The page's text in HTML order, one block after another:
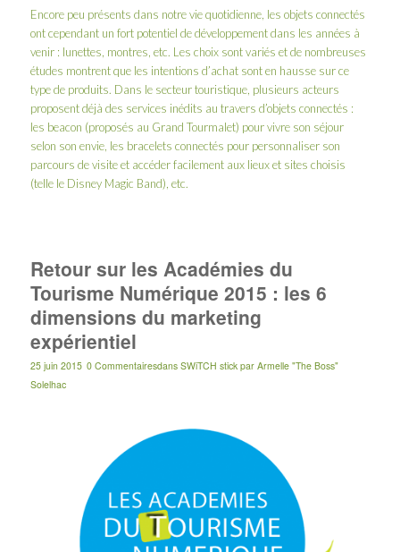
Encore peu présents dans notre vie quotidienne, les objets connectés
ont cependant un fort potentiel de développement dans les années à
venir : lunettes, montres, etc. Les choix sont variés et de nombreuses
études montrent que les intentions d’achat sont en hausse sur ce
type de produits. Dans le secteur touristique, plusieurs acteurs
proposent déjà des services inédits au travers d’objets connectés :
les beacon (proposés au Grand Tourmalet) pour vivre son séjour
selon son envie, les bracelets connectés pour personnaliser son
parcours de visite et accéder facilement aux lieux et sites choisis
(telle le Disney Magic Band), etc.
Retour sur les Académies du
Tourisme Numérique 2015 : les 6
dimensions du marketing
expérientiel
25 juin 2015 0 Commentairesdans SWiTCH stick par Armelle "The Boss"
Solelhac